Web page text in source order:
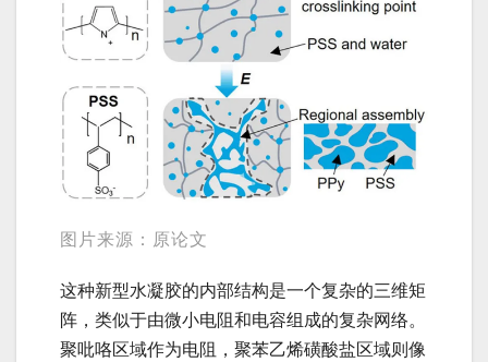
图片来源：原论文
这种新型水凝胶的内部结构是一个复杂的三维矩
阵，类似于由微小电阻和电容组成的复杂网络。
聚吡咯区域作为电阻，聚苯乙烯磺酸盐区域则像